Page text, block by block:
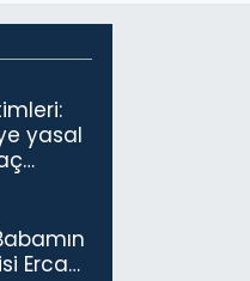
yasal
Ercan